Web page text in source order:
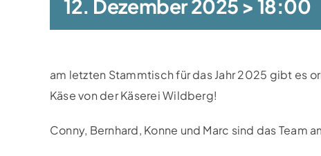
12. Dezember 2025 > 18:00
am letzten Stammtisch für das Jahr 2025 gibt es
Käse von der Käserei Wildberg!
Conny, Bernhard, Konne und Marc sind das Team